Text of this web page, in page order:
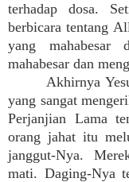
terhadap dosa.
berbicara tentang
yang mahabesar
mahabesar dan
Akhirnya
yang sangat
Perjanjian Lama
orang jahat itu
janggut-Nya.
mati. Daging-Nya